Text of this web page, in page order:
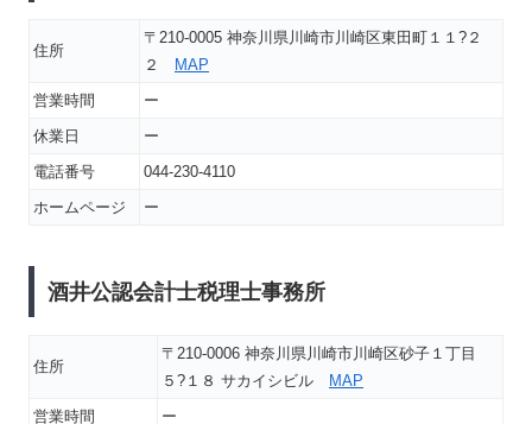
住所
〒210-0005 神奈川県川崎市川崎区東田町１１?２
２
MAP
営業時間
ー
休業日
ー
電話番号
044-230-4110
ホームページ
ー
酒井公認会計士税理士事務所
住所
〒210-0006 神奈川県川崎市川崎区砂子１丁目
５?１８ サカイシビル
MAP
営業時間
ー